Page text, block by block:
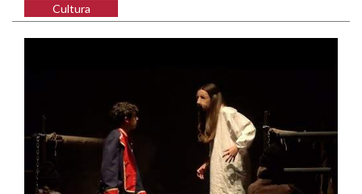
Cultura